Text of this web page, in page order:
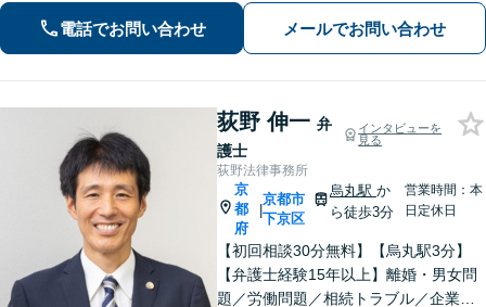
徒歩４分、地下鉄五条駅１番出口徒歩
２分】丁寧にわかりやすく説明。オン
電話でお問い合わせ メールでお問い合わせ
荻野 伸一 弁
護士
インタビューを
見る
荻野法律事務所
京
都
府
|
京都市
下京区
烏丸駅 か
ら徒歩3分
営業時間：本
日定休日
【初回相談30分無料】【烏丸駅3分】
【弁護士経験15年以上】離婚・男女問
題／労働問題／相続トラブル／企業法